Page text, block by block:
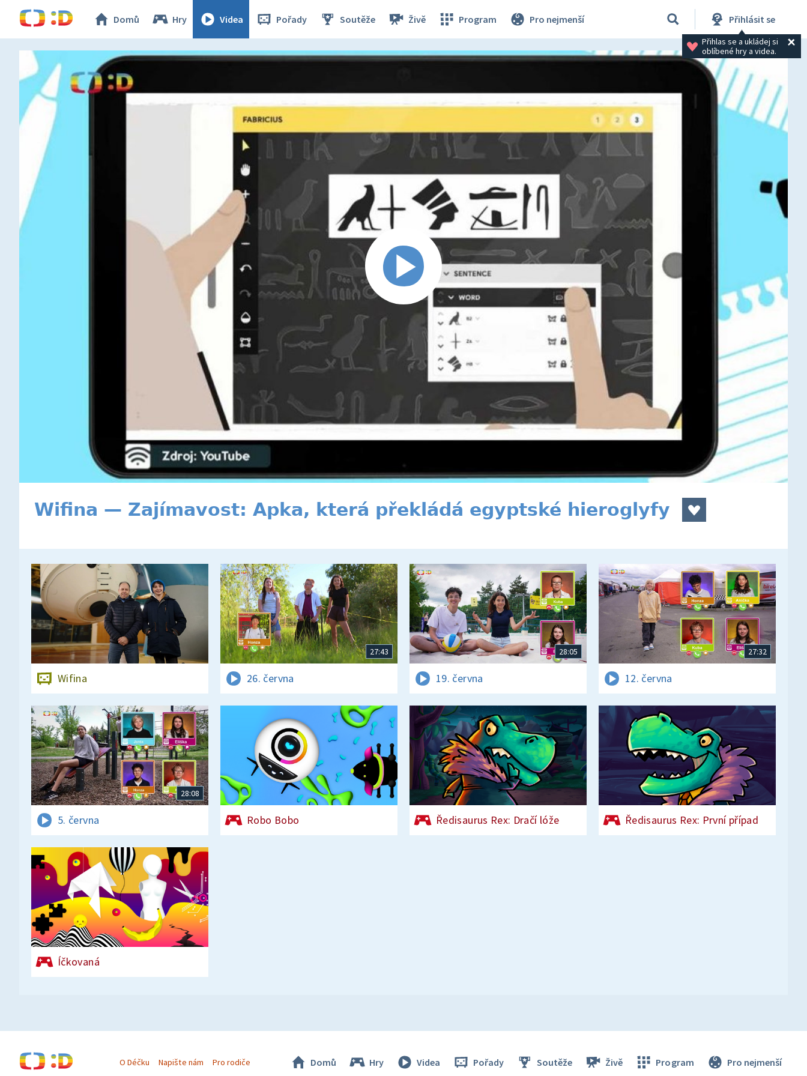
Domů Hry Videa Pořady Soutěže Živě Program Pro nejmenší Přihlásit se
Přihlas se a ukládej si
oblíbené hry a videa.
Wifina — Zajímavost: Apka, která překládá egyptské hieroglyfy
Wifina
27:43
26. června
28:05
19. června
27:32
12. června
28:08
5. června Robo Bobo Ředisaurus Rex: Dračí lóže Ředisaurus Rex: První případ
Íčkovaná
O Déčku Napište nám Pro rodiče Domů Hry Videa Pořady Soutěže Živě Program Pro nejmenší